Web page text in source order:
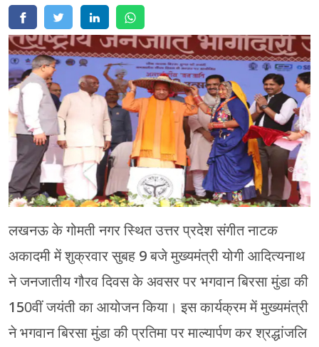
लखनऊ के गोमती नगर स्थित उत्तर प्रदेश संगीत नाटक
अकादमी में शुक्रवार सुबह 9 बजे मुख्यमंत्री योगी आदित्यनाथ
ने जनजातीय गौरव दिवस के अवसर पर भगवान बिरसा मुंडा की
150वीं जयंती का आयोजन किया। इस कार्यक्रम में मुख्यमंत्री
ने भगवान बिरसा मुंडा की प्रतिमा पर माल्यार्पण कर श्रद्धांजलि
मथुरा
मेरठ
मुरादाबाद
गोरखपुर
प्रयागराज
रामपुर